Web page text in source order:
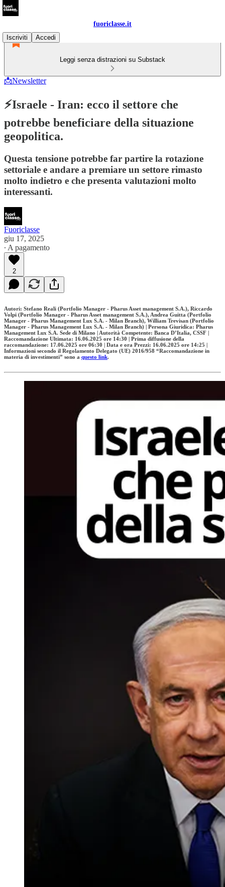
fuoriclasse.it
Iscriviti
Accedi
Leggi senza distrazioni su Substack
📩Newsletter
⚡Israele - Iran: ecco il settore che
potrebbe beneficiare della situazione
geopolitica.
Questa tensione potrebbe far partire la rotazione
settoriale e andare a premiare un settore rimasto
molto indietro e che presenta valutazioni molto
interessanti.
Fuoriclasse
giu 17, 2025
∙ A pagamento
2
Autori: Stefano Reali (Portfolio Manager - Pharus Asset management S.A.), Riccardo
Volpi (Portfolio Manager - Pharus Asset management S.A.), Andrea Guitta (Portfolio
Manager - Pharus Management Lux S.A. - Milan Branch), William Trevisan (Portfolio
Manager - Pharus Management Lux S.A. - Milan Branch) | Persona Giuridica: Pharus
Management Lux S.A. Sede di Milano | Autorità Competente: Banca D’Italia, CSSF |
Raccomandazione Ultimata: 16.06.2025 ore 14:30 | Prima diffusione della
raccomandazione: 17.06.2025 ore 06:30 | Data e ora Prezzi: 16.06.2025 ore 14:25 |
Informazioni secondo il Regolamento Delegato (UE) 2016/958 “Raccomandazione in
materia di investimenti” sono a questo link.